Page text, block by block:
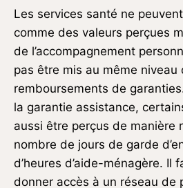
Les services santé ne
comme des valeurs perçues
de l’accompagnement
pas être mis au même niveau
remboursements de
la garantie assistance,
aussi être perçus de manière
nombre de jours de garde
d’heures d’aide-ménagère. Il
donner accès à un réseau de